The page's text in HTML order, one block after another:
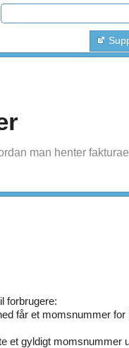
man henter
forbrugere:
får et momsnummer for
et gyldigt momsnummer